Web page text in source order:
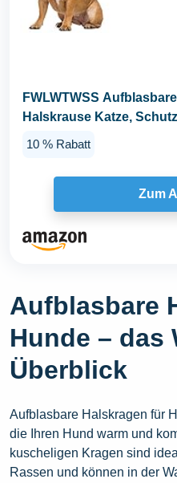
FWLWTWSS
Halskrause Katze,
10 % Rabatt
Zum
Aufblasbare
Hunde – das
Überblick
Aufblasbare Halskragen für
die Ihren Hund warm und
kuscheligen Kragen sind
Rassen und können in der